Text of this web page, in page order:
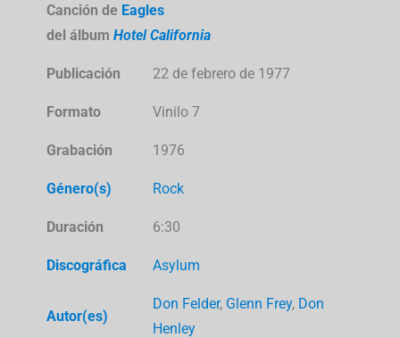
Canción de Eagles
del álbumHotel California
Publicación 22 de febrero de 1977
Formato Vinilo 7
Grabación 1976
Género(s) Rock
Duración 6:30
Discográfica Asylum
Autor(es)
Don Felder, Glenn Frey, Don
Henley